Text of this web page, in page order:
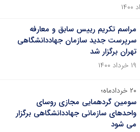
مراسم تکریم رییس سابق و معارفه
سرپرست جدید سازمان جهاددانشگاهی
تهران برگزار شد
۱۹ خرداد ۱۴۰۰
۲۰ خردادماه؛
سومین گردهمایی مجازی روسای
واحدهای سازمانی جهاددانشگاهی برگزار
می شود